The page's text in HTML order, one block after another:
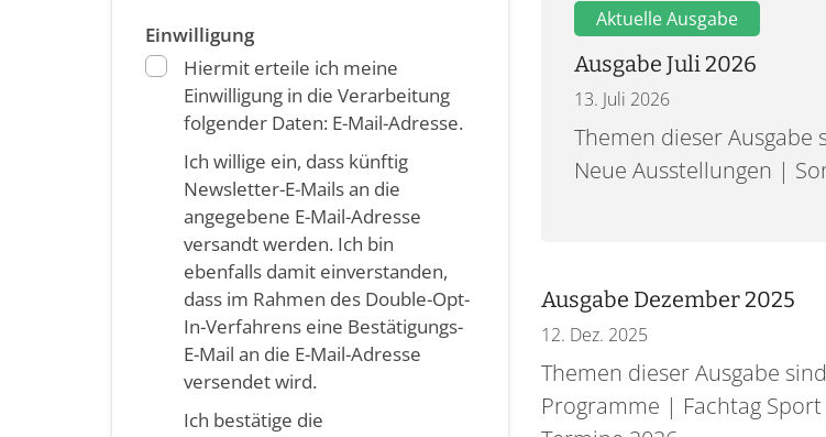
Ausgabe Juli 2026
13. Juli 2026
Themen dieser
Neue Ausstellungen |
Ausgabe Dezember 2025
12. Dez. 2025
Themen dieser Ausgabe
Programme | Fachtag
Einwilligung
Hiermit erteile ich meine
Einwilligung in die Verarbeitung
folgender Daten: E-Mail-Adresse.
Ich willige ein, dass künftig
Newsletter-E-Mails an die
angegebene E-Mail-Adresse
versandt werden. Ich bin
ebenfalls damit einverstanden,
dass im Rahmen des Double-Opt-
In-Verfahrens eine Bestätigungs-
E-Mail an die E-Mail-Adresse
versendet wird.
Ich bestätige die